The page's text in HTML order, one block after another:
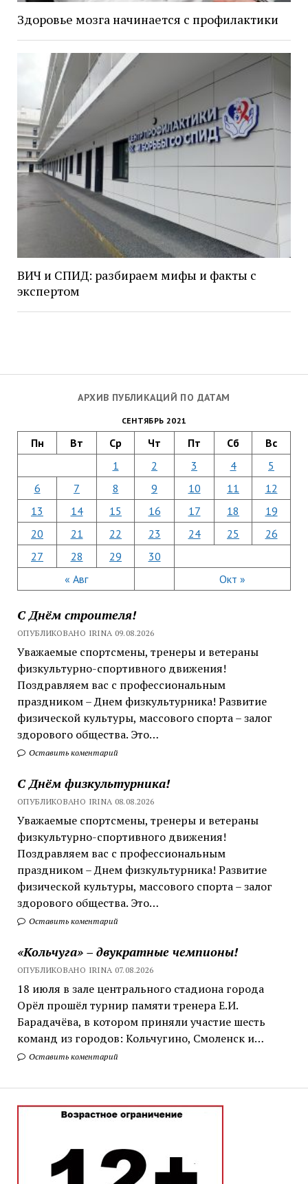
АРХИВ ПУБЛИКАЦИЙ ПО ДАТАМ
СЕНТЯБРЬ 2021
Пн Вт Ср Чт Пт Сб Вс
« Авг Окт »
1 2 3 4
5
6
7 8 9 10 11
12
13
14 15 16 17 18
19
20
21 22 23 24 25
26
27
28 29 30
С Днём строителя!
ОПУБЛИКОВАНО IRINA 09.08.2026
Уважаемые спортсмены, тренеры и ветераны
физкультурно-спортивного движения!
Поздравляем вас с профессиональным
праздником – Днем физкультурника! Развитие
физической культуры, массового спорта – залог
здорового общества. Это…
Оставить коментарий
С Днём физкультурника!
ОПУБЛИКОВАНО IRINA 08.08.2026
Уважаемые спортсмены, тренеры и ветераны
физкультурно-спортивного движения!
Поздравляем вас с профессиональным
праздником – Днем физкультурника! Развитие
физической культуры, массового спорта – залог
здорового общества. Это…
Оставить коментарий
«Кольчуга» – двукратные чемпионы!
ОПУБЛИКОВАНО IRINA 07.08.2026
18 июля в зале центрального стадиона города
Орёл прошёл турнир памяти тренера Е.И.
Барадачёва, в котором приняли участие шесть
команд из городов: Кольчугино, Смоленск и…
Оставить коментарий
Здоровье мозга начинается с профилактики
ВИЧ и СПИД: разбираем мифы и факты с
экспертом